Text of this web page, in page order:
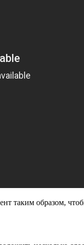
таким образом,